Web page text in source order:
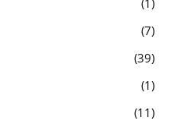
7
39
1
11